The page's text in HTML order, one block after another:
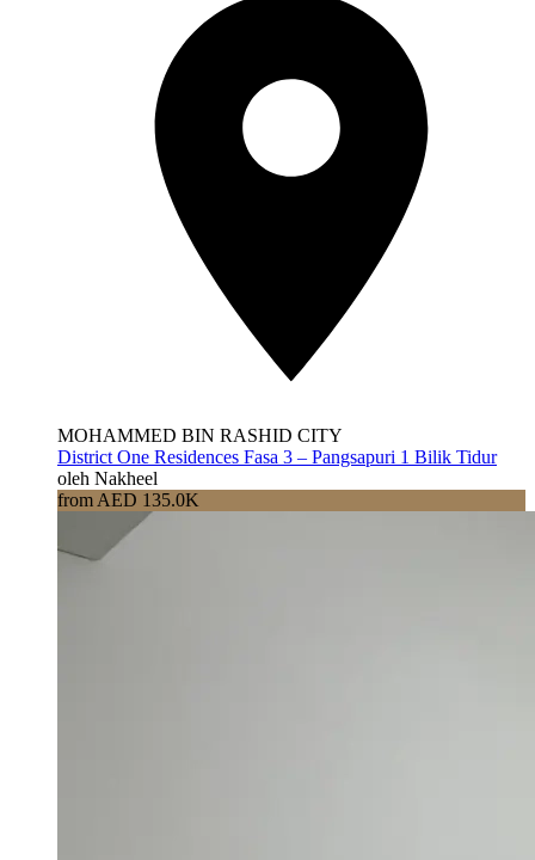
MOHAMMED BIN RASHID CITY
District One Residences Fasa 3 – Pangsapuri 1 Bilik Tidur
oleh Nakheel
from AED 135.0K